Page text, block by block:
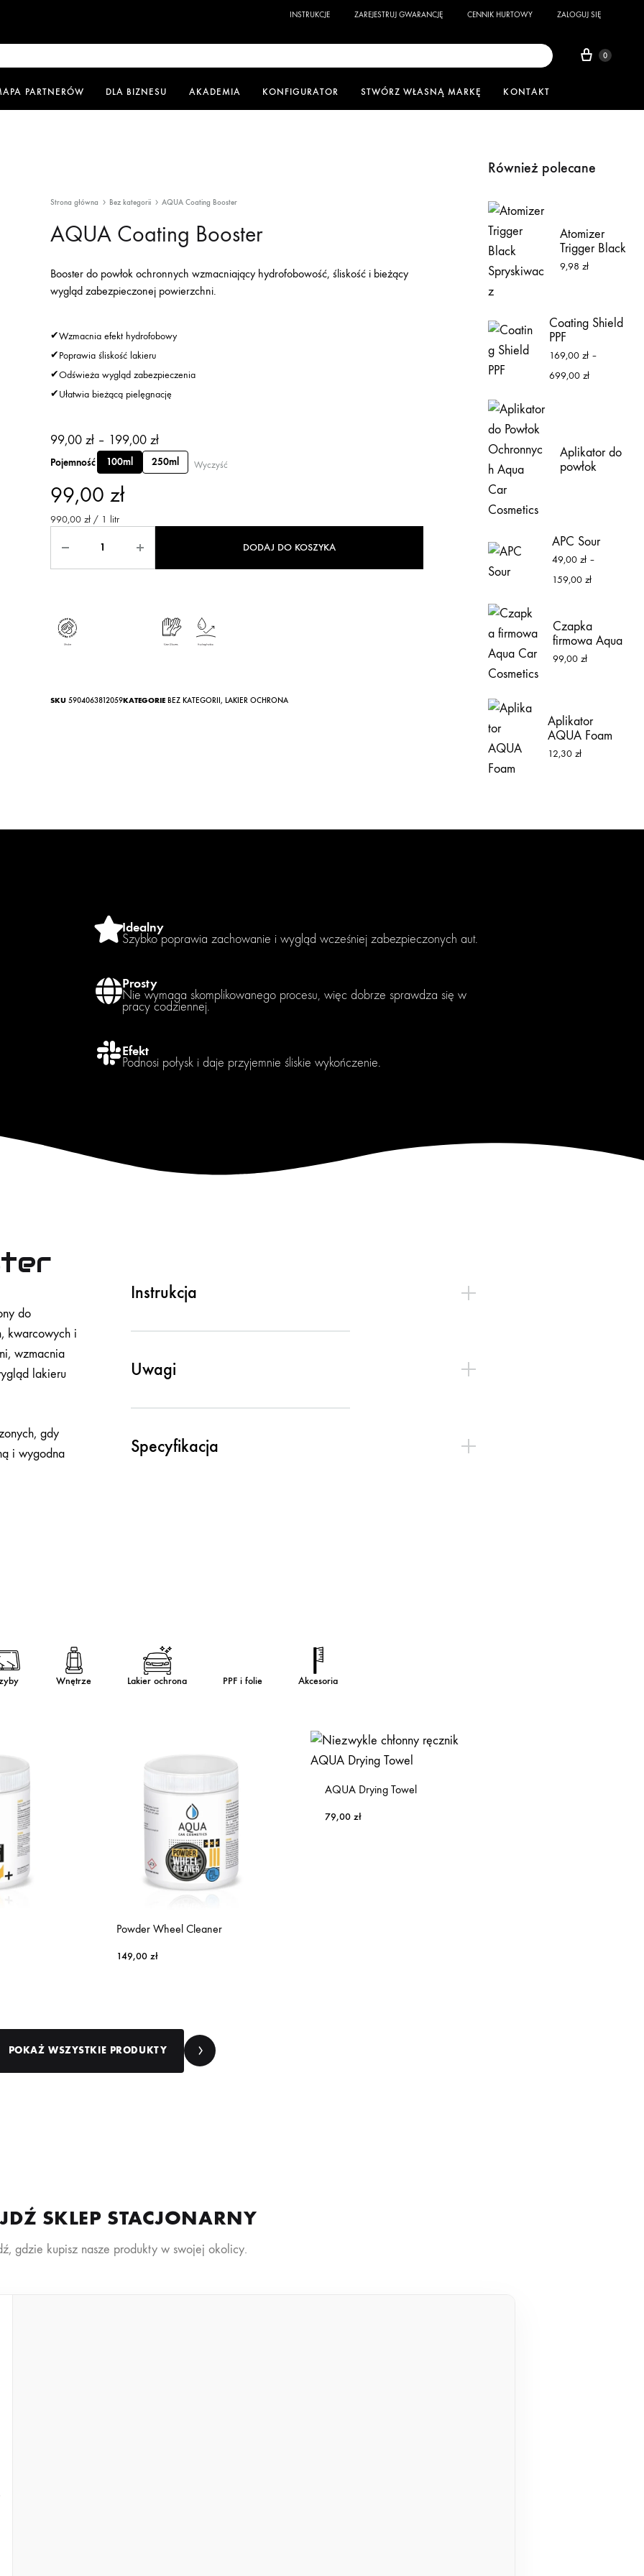
INSTRUKCJE ZAREJESTRUJ GWARANCJĘ CENNIK HURTOWY ZALOGUJ SIĘ
PARTNERÓW DLA BIZNESU AKADEMIA KONFIGURATOR STWÓRZ WŁASNĄ MARKĘ KONTAKT
0
Strona główna Bez kategorii AQUA Coating Booster
AQUA Coating Booster
Booster do powłok ochronnych wzmacniający hydrofobowość, śliskość i bieżący
wygląd zabezpieczonej powierzchni.
✔Wzmacnia efekt hydrofobowy
✔Poprawia śliskość lakieru
✔Odświeża wygląd zabezpieczenia
✔Ułatwia bieżącą pielęgnację
99,00 zł – 199,00 zł
Pojemność 100ml 250ml Wyczyść
99,00 zł
990,00 zł / 1 litr
DODAJ DO KOSZYKA
SKU 5904063812059KATEGORIE BEZ KATEGORII, LAKIER OCHRONA
Również polecane
Atomizer
Trigger Black
Spryskiwacz
9,98 zł
Coating Shield
PPF
169,00 zł –
699,00 zł
Aplikator do
powłok
APC Sour
49,00zł –
159,00zł
Czapka
firmowa Aqua
Car Cosmetics
99,00 zł
Aplikator
AQUA Foam
12,30 zł
Idealny
Szybko poprawia zachowanie i wygląd wcześniej zabezpieczonych aut.
Prosty
Nie wymaga skomplikowanego procesu, więc dobrze sprawdza się w
pracy codziennej.
Efekt
Podnosi połysk i daje przyjemnie śliskie wykończenie.
do
kwarcowych i
wzmacnia
lakieru
gdy
i wygodna
Instrukcja
Uwagi
Specyfikacja
Wnętrze Lakier ochrona PPF i folie Akcesoria
Powder Wheel Cleaner
149,00 zł
AQUA Drying Towel
79,00 zł
POKAŻ WSZYSTKIE PRODUKTY
SKLEP STACJONARNY
gdzie kupisz nasze produkty w swojej okolicy.